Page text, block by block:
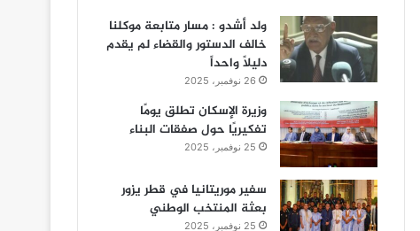
ولد أشدو : مسار متابعة موكلنا
خالف الدستور والقضاء لم يقدم
دليلاً واحداً
26 نوفمبر، 2025
وزيرة الإسكان تطلق يومًا
تفكيريًا حول صفقات البناء
25 نوفمبر، 2025
سفير موريتانيا في قطر يزور
بعثة المنتخب الوطني
25 نوفمبر، 2025